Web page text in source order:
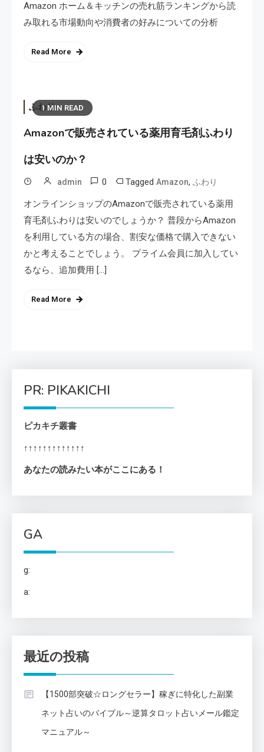
Amazon ホーム＆キッチンの売れ筋ランキングから読
み取れる市場動向や消費者の好みについての分析
Read More
1 MIN READ
ふわり
Amazonで販売されている薬用育毛剤ふわり
は安いのか？
admin 0 Tagged Amazon, ふわり
オンラインショップのAmazonで販売されている薬用
育毛剤ふわりは安いのでしょうか？ 普段からAmazon
を利用している方の場合、割安な価格で購入できない
かと考えることでしょう。 プライム会員に加入してい
るなら、追加費用 […]
Read More
PR: PIKAKICHI
ピカキチ叢書
↑↑↑↑↑↑↑↑↑↑↑↑↑
あなたの読みたい本がここにある！
GA
g:
a:
最近の投稿
【1500部突破☆ロングセラー】稼ぎに特化した副業
ネット占いのバイブル～逆算タロット占いメール鑑定
マニュアル～